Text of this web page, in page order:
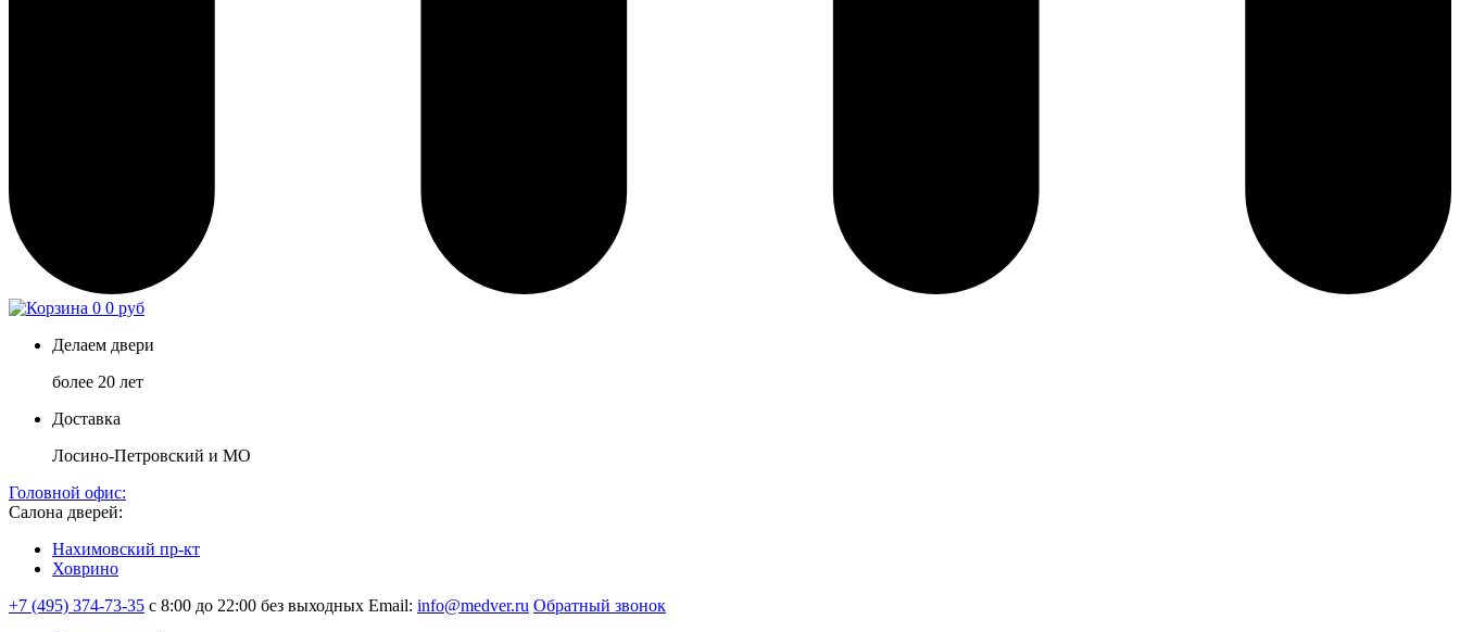
0 0 руб
Делаем двери
более 20 лет
Доставка
Лосино-Петровский и МО
Головной офис:
Салона дверей:
Нахимовский пр-кт
Ховрино
+7 (495) 374-73-35 с 8:00 до 22:00 без выходных Email: info@medver.ru Обратный звонок